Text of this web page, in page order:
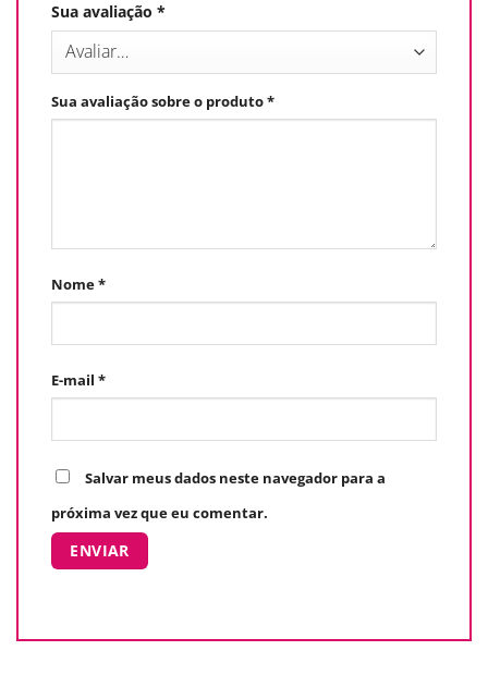
Sua avaliação *
Sua avaliação sobre o produto*
Nome*
E-mail *
Salvar meus dados neste navegador para a
próxima vez que eu comentar.